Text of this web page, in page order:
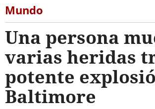
Mundo
Una persona
varias heridas
potente
Baltimore